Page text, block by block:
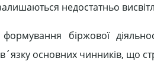
недостатньо
біржової
основних чинників, що